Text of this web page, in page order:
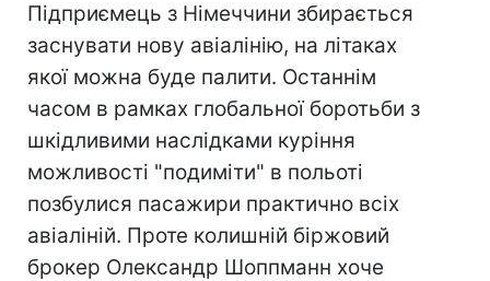
Підприємець з Німеччини збирається
заснувати нову авіалінію, на літаках
якої можна буде палити. Останнім
часом в рамках глобальної боротьби з
шкідливими наслідками куріння
можливості "подиміти" в польоті
позбулися пасажири практично всіх
авіаліній. Проте колишній біржовий
брокер Олександр Шоппманн хоче